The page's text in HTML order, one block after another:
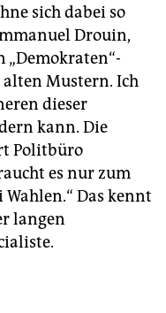
sich dabei so
Drouin,
Mustern. Ich
dieser
kann. Die
Politbüro
es nur zum
Das kennt
langen